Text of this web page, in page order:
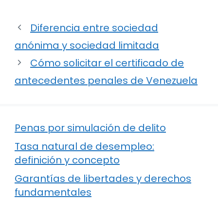
Diferencia entre sociedad
anónima y sociedad limitada
Cómo solicitar el certificado de
antecedentes penales de Venezuela
Penas por simulación de delito
Tasa natural de desempleo:
definición y concepto
Garantías de libertades y derechos
fundamentales